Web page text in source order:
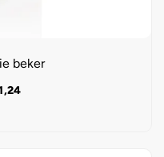
beker